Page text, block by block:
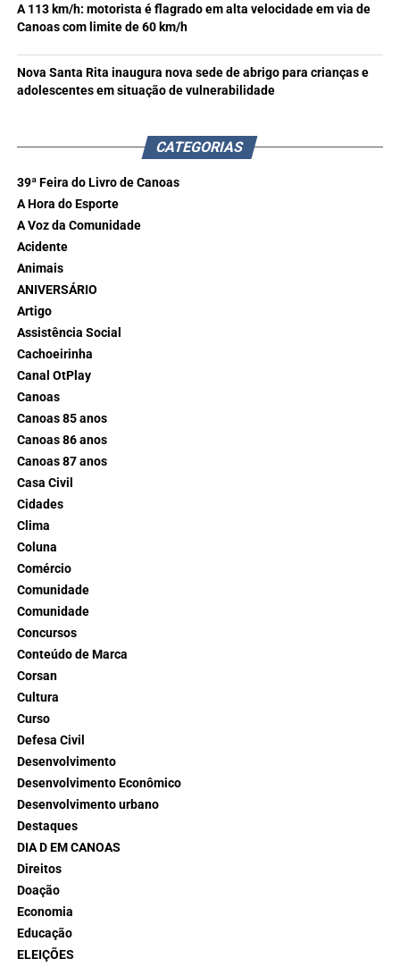
A 113 km/h: motorista é flagrado em alta velocidade em via de
Canoas com limite de 60 km/h
Nova Santa Rita inaugura nova sede de abrigo para crianças e
adolescentes em situação de vulnerabilidade
CATEGORIAS
39ª Feira do Livro de Canoas
A Hora do Esporte
A Voz da Comunidade
Acidente
Animais
ANIVERSÁRIO
Artigo
Assistência Social
Cachoeirinha
Canal OtPlay
Canoas
Canoas 85 anos
Canoas 86 anos
Canoas 87 anos
Casa Civil
Cidades
Clima
Coluna
Comércio
Comunidade
Comunidade
Concursos
Conteúdo de Marca
Corsan
Cultura
Curso
Defesa Civil
Desenvolvimento
Desenvolvimento Econômico
Desenvolvimento urbano
Destaques
DIA D EM CANOAS
Direitos
Doação
Economia
Educação
ELEIÇÕES